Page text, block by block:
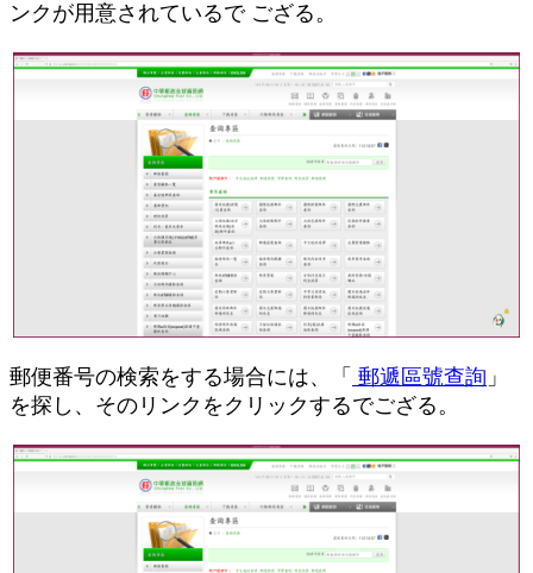
ンクが用意されているで ござる。
郵便番号の検索をする場合には、「 郵遞區號查詢 」
を探し、そのリンクをクリックするでござる。